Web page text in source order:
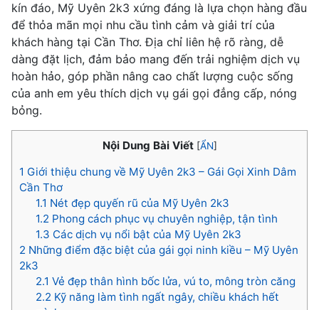
kín đáo, Mỹ Uyên 2k3 xứng đáng là lựa chọn hàng đầu
để thỏa mãn mọi nhu cầu tình cảm và giải trí của
khách hàng tại Cần Thơ. Địa chỉ liên hệ rõ ràng, dễ
dàng đặt lịch, đảm bảo mang đến trải nghiệm dịch vụ
hoàn hảo, góp phần nâng cao chất lượng cuộc sống
của anh em yêu thích dịch vụ gái gọi đẳng cấp, nóng
bỏng.
Nội Dung Bài Viết [ẨN]
1 Giới thiệu chung về Mỹ Uyên 2k3 – Gái Gọi Xinh Dâm
Cần Thơ
1.1 Nét đẹp quyến rũ của Mỹ Uyên 2k3
1.2 Phong cách phục vụ chuyên nghiệp, tận tình
1.3 Các dịch vụ nổi bật của Mỹ Uyên 2k3
2 Những điểm đặc biệt của gái gọi ninh kiều – Mỹ Uyên
2k3
2.1 Vẻ đẹp thân hình bốc lửa, vú to, mông tròn căng
2.2 Kỹ năng làm tình ngất ngây, chiều khách hết